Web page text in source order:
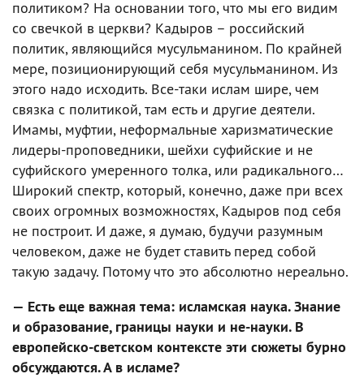
политиком? На основании того, что мы его видим
со свечкой в церкви? Кадыров – российский
политик, являющийся мусульманином. По крайней
мере, позиционирующий себя мусульманином. Из
этого надо исходить. Все-таки ислам шире, чем
связка с политикой, там есть и другие деятели.
Имамы, муфтии, неформальные харизматические
лидеры-проповедники, шейхи суфийские и не
суфийского умеренного толка, или радикального…
Широкий спектр, который, конечно, даже при всех
своих огромных возможностях, Кадыров под себя
не построит. И даже, я думаю, будучи разумным
человеком, даже не будет ставить перед собой
такую задачу. Потому что это абсолютно нереально.
— Есть еще важная тема: исламская наука. Знание
и образование, границы науки и не-науки. В
европейско-светском контексте эти сюжеты бурно
обсуждаются. А в исламе?